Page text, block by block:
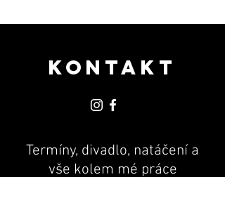
KONTAKT
Termíny, divadlo, natáčení a
vše kolem mé práce